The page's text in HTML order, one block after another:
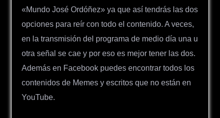
«Mundo José Ordóñez» ya que así tendrás las dos
opciones para reír con todo el contenido. A veces,
en la transmisión del programa de medio día una u
otra señal se cae y por eso es mejor tener las dos.
Además en Facebook puedes encontrar todos los
contenidos de Memes y escritos que no están en
YouTube.